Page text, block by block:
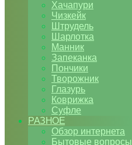
Хачапури
Чизкейк
Штрудель
Шарлотка
Манник
Запеканка
Пончики
Творожник
Глазурь
Коврижка
Суфле
РАЗНОЕ
Обзор интернета
Бытовые вопросы